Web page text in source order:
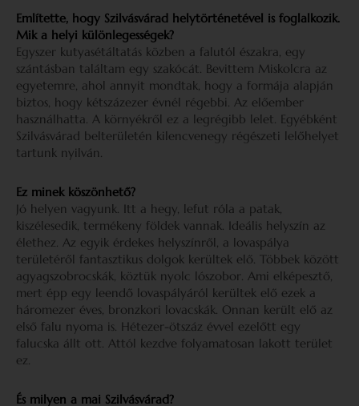
Említette, hogy Szilvásvárad helytörténetével is foglalkozik.
Mik a helyi különlegességek?
Egyszer kutyasétáltatás közben a falutól északra, egy
szántásban találtam egy szakócát. Bevittem Miskolcra az
egyetemre, ahol annyit mondtak, hogy a formája alapján
biztos, hogy kétszázezer évnél régebbi. Az előember
használhatta. A környékről ez a legrégibb lelet. Egyébként
Szilvásvárad belterületén kilencvenegy régészeti lelőhelyet
tartunk nyilván.
Ez minek köszönhető?
Jó helyen vagyunk. Itt a hegy, lefut róla a patak,
kiszélesedik, termékeny földek vannak. Ideális helyszín az
élethez. Az egyik érdekes helyszínről, a lovaspálya
területéről fantasztikus dolgok kerültek elő. Többek között
agyagszobrocskák, köztük nyolc lószobor. Ami elképesztő,
mert épp egy leendő lovaspályáról kerültek elő ezek a
háromezer éves, bronzkori lovacskák. Onnan került elő az
első falu nyoma is. Hétezer-ötszáz évvel ezelőtt egy
falucska állt ott. Attól kezdve folyamatosan lakott terület
ez.
És milyen a mai Szilvásvárad?